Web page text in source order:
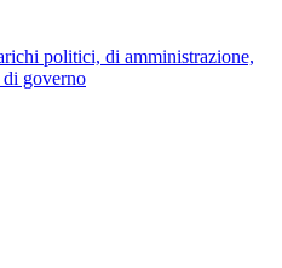
politici, di amministrazione,
governo